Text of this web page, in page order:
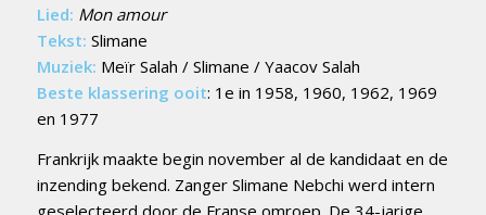
Lied: Mon amour
Tekst: Slimane
Muziek: Meïr Salah / Slimane / Yaacov Salah
Beste klassering ooit: 1e in 1958, 1960, 1962, 1969
en 1977
Frankrijk maakte begin november al de kandidaat en de
inzending bekend. Zanger Slimane Nebchi werd intern
geselecteerd door de Franse omroep. De 34-jarige